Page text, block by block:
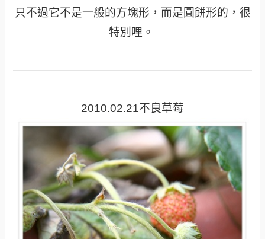
只不過它不是一般的方塊形，而是圓餅形的，很
特別哩。
2010.02.21不良草莓